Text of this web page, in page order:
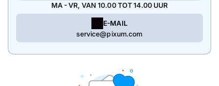
MA - VR, VAN 10.00 TOT 14.00 UUR
E-MAIL
service@pixum.com